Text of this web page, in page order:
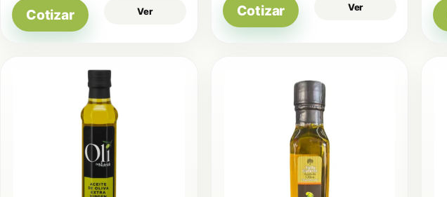
Cotizar Ver Cotizar Ver